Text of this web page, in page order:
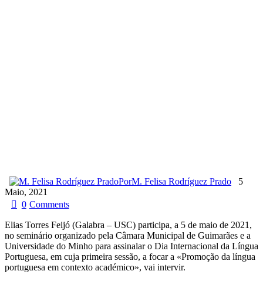
PorM. Felisa Rodríguez Prado
5
Maio, 2021
0 Comments
Elias Torres Feijó (Galabra – USC) participa, a 5 de maio de 2021,
no seminário organizado pela Câmara Municipal de Guimarães e a
Universidade do Minho para assinalar o Dia Internacional da Língua
Portuguesa, em cuja primeira sessão, a focar a «Promoção da língua
portuguesa em contexto académico», vai intervir.